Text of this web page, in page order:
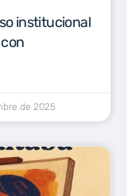
institucional
de 2025